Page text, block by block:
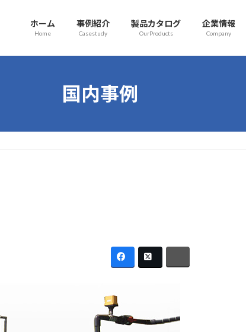
ホーム
Home
事例紹介
Casestudy
製品カタログ
OurProducts
企業情報
Company
国内事例